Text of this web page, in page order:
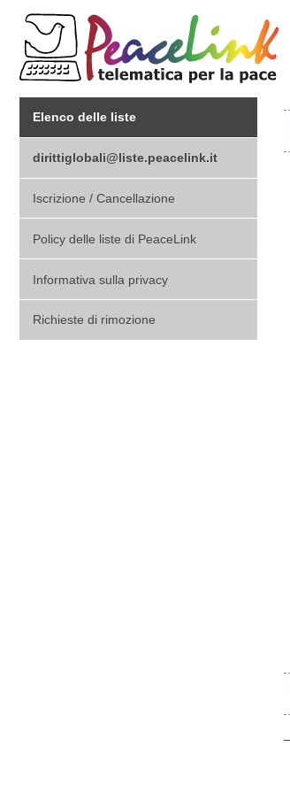
Elenco delle liste
dirittiglobali@liste.peacelink.it
Iscrizione / Cancellazione
Policy delle liste di PeaceLink
Informativa sulla privacy
Richieste di rimozione